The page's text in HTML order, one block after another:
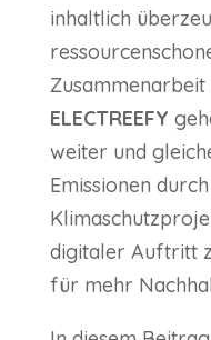
inhaltlich
ELECTREEFY
weiter und
Emissionen
digitaler Auftritt
für mehr